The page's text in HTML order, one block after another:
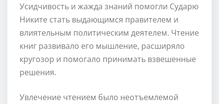
Усидчивость и жажда знаний помогли Сударю
Никите стать выдающимся правителем и
влиятельным политическим деятелем. Чтение
книг развивало его мышление, расширяло
кругозор и помогало принимать взвешенные
решения.
Увлечение чтением было неотъемлемой